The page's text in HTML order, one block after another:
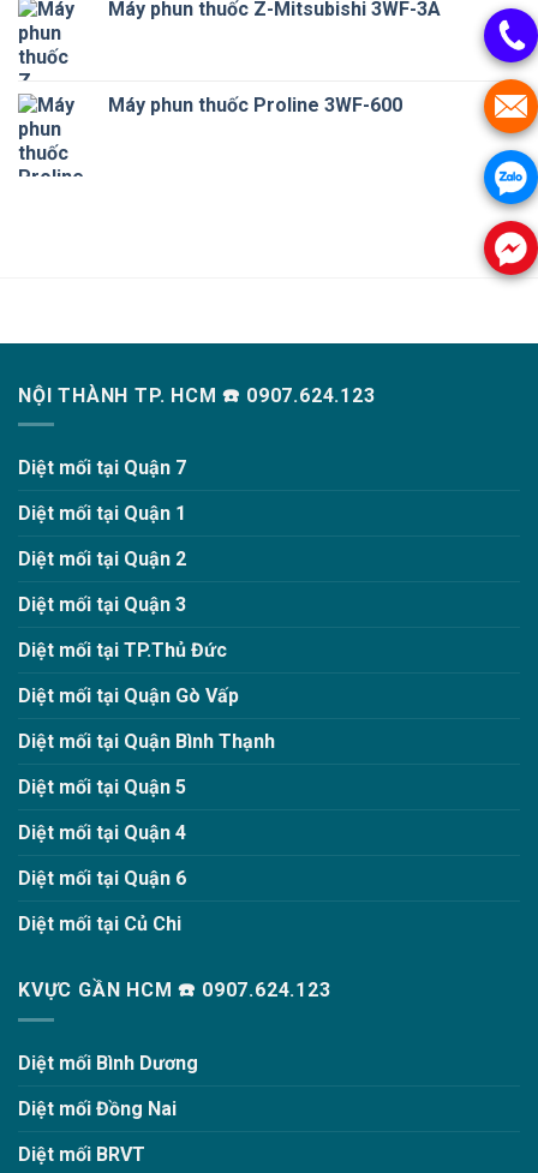
Máy phun thuốc Z-Mitsubishi 3WF-3A
Máy phun thuốc Proline 3WF-600
NỘI THÀNH TP. HCM ☎️ 0907.624.123
Diệt mối tại Quận 7
Diệt mối tại Quận 1
Diệt mối tại Quận 2
Diệt mối tại Quận 3
Diệt mối tại TP.Thủ Đức
Diệt mối tại Quận Gò Vấp
Diệt mối tại Quận Bình Thạnh
Diệt mối tại Quận 5
Diệt mối tại Quận 4
Diệt mối tại Quận 6
Diệt mối tại Củ Chi
KVỰC GẦN HCM ☎️ 0907.624.123
Diệt mối Bình Dương
Diệt mối Đồng Nai
Diệt mối BRVT